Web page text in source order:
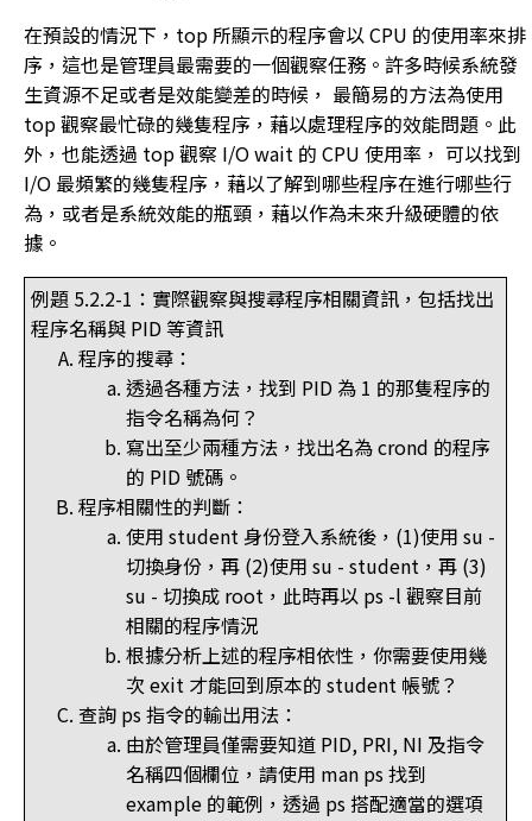
在預設的情況下，top 所顯示的程序會以 CPU 的使用率來排
序，這也是管理員最需要的一個觀察任務。許多時候系統發
生資源不足或者是效能變差的時候， 最簡易的方法為使用
top 觀察最忙碌的幾隻程序，藉以處理程序的效能問題。此
外，也能透過 top 觀察 I/O wait 的 CPU 使用率， 可以找到
I/O 最頻繁的幾隻程序，藉以了解到哪些程序在進行哪些行
為，或者是系統效能的瓶頸，藉以作為未來升級硬體的依
據。
例題 5.2.2-1：實際觀察與搜尋程序相關資訊，包括找出
程序名稱與 PID 等資訊
程序的搜尋：
透過各種方法，找到 PID 為 1 的那隻程序的
指令名稱為何？
寫出至少兩種方法，找出名為 crond 的程序
的 PID 號碼。
程序相關性的判斷：
使用 student 身份登入系統後，(1)使用 su -
切換身份，再 (2)使用 su - student，再 (3)
su - 切換成 root，此時再以 ps -l 觀察目前
相關的程序情況
根據分析上述的程序相依性，你需要使用幾
次 exit 才能回到原本的 student 帳號？
查詢 ps 指令的輸出用法：
由於管理員僅需要知道 PID, PRI, NI 及指令
名稱四個欄位，請使用 man ps 找到
example 的範例，透過 ps 搭配適當的選項